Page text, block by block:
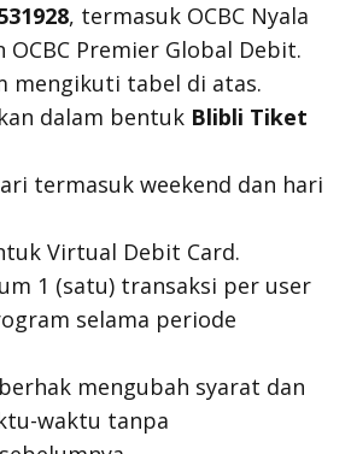
, termasuk OCBC Nyala
Premier Global Debit.
mengikuti tabel di atas.
dalam bentuk Blibli Tiket
termasuk weekend dan hari
Virtual Debit Card.
1 (satu) transaksi per user
selama periode
mengubah syarat dan
waktu tanpa